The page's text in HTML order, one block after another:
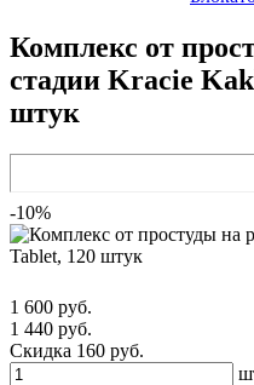
Комплекс от
стадии Kracie
штук
-10%
1 600 руб.
1 440 руб.
Скидка 160 руб.